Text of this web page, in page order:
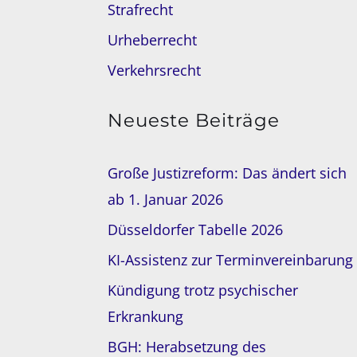
Strafrecht
Urheberrecht
Verkehrsrecht
Neueste Beiträge
Große Justizreform: Das ändert sich
ab 1. Januar 2026
Düsseldorfer Tabelle 2026
KI-Assistenz zur Terminvereinbarung
Kündigung trotz psychischer
Erkrankung
BGH: Herabsetzung des